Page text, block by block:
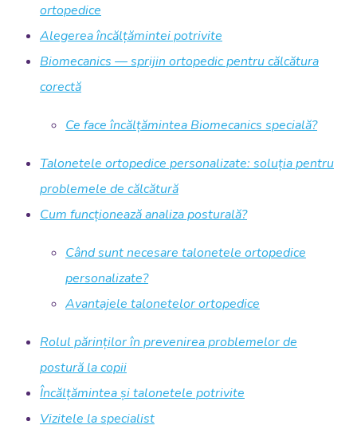
ortopedice
Alegerea încălțămintei potrivite
Biomecanics — sprijin ortopedic pentru călcătura
corectă
Ce face încălțămintea Biomecanics specială?
Talonetele ortopedice personalizate: soluția pentru
problemele de călcătură
Cum funcționează analiza posturală?
Când sunt necesare talonetele ortopedice
personalizate?
Avantajele talonetelor ortopedice
Rolul părinților în prevenirea problemelor de
postură la copii
Încălțămintea și talonetele potrivite
Vizitele la specialist